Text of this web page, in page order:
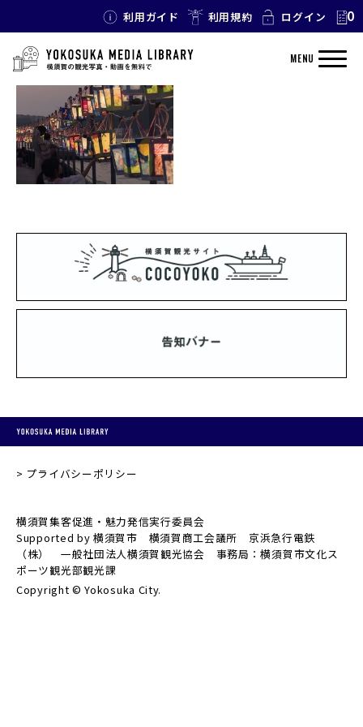
利用ガイド 利用規約 ログイン 0
MENU
TAG: 灯篭
プライバシーポリシー
横須賀集客促進・魅力発信実行委員会
Supported by 横須賀市 横須賀商工会議所 京浜急行電鉄
（株） 一般社団法人横須賀観光協会 事務局：横須賀市文化ス
ポーツ観光部観光課
Copyright © Yokosuka City.